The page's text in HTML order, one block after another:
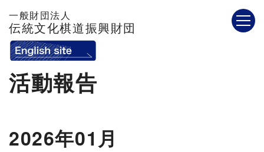
一般財団法人
伝統文化棋道振興財団
活動報告
2026年01月